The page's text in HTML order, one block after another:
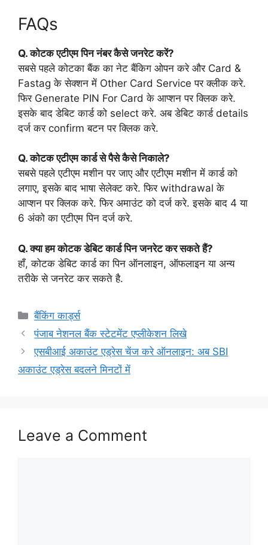
FAQs
Q. कोटक एटीएम पिन नंबर कैसे जनरेट करें?
सबसे पहले कोटका बैंक का नेट बैंकिग ओपन करे और Card &
Fastag के सेक्शन में Other Card Service पर क्लीक करे.
फिर Generate PIN For Card के आप्शन पर क्लिक करे.
इसके बाद डेबिट कार्ड को select करे. अब डेबिट कार्ड details
दर्ज कर confirm बटन पर क्लिक करे.
Q. कोटक एटीएम कार्ड से पैसे कैसे निकाले?
सबसे पहले एटीएम मशीन पर जाए और एटीएम मशीन में कार्ड को
लगाए, इसके बाद भाषा सेलेक्ट करे. फिर withdrawal के
आप्शन पर क्लिक करे. फिर अमाउंट को दर्ज करे. इसके बाद 4 या
6 अंको का एटीएम पिन दर्ज करे.
Q. क्या हम कोटक डेबिट कार्ड पिन जनरेट कर सकते हैं?
हाँ, कोटक डेबिट कार्ड का पिन ऑनलाइन, ऑफलाइन या अन्य
तरीके से जनरेट कर सकते है.
Categories
बैंकिंग कार्ड्स
पंजाब नेशनल बैंक स्टेटमेंट एप्लीकेशन लिखे
एसबीआई अकाउंट एड्रेस चेंज करे ऑनलाइन: अब SBI
अकाउंट एड्रेस बदलने मिनटों में
Leave a Comment